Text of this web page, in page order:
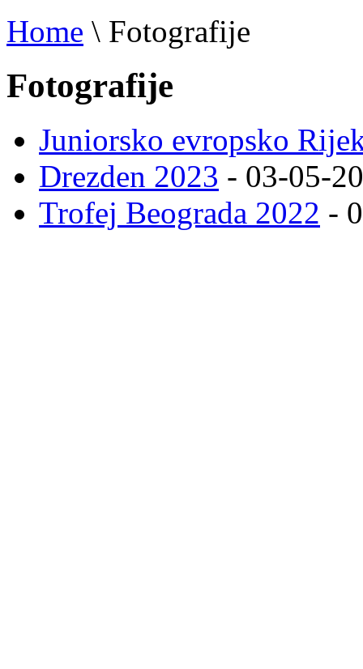
Home \ Fotografije
Fotografije
Juniorsko evropsko
Drezden 2023 - 03-05-
Trofej Beograda 2022 -